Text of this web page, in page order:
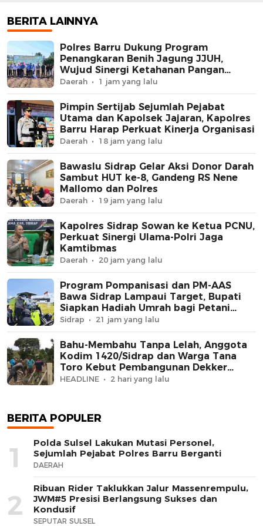
BERITA LAINNYA
Polres Barru Dukung Program
Penangkaran Benih Jagung JJUH,
Wujud Sinergi Ketahanan Pangan
Nasional
Daerah 1 jam yang lalu
Pimpin Sertijab Sejumlah Pejabat
Utama dan Kapolsek Jajaran, Kapolres
Barru Harap Perkuat Kinerja Organisasi
Daerah 18 jam yang lalu
Bawaslu Sidrap Gelar Aksi Donor Darah
Sambut HUT ke-8, Gandeng RS Nene
Mallomo dan Polres
Daerah 19 jam yang lalu
Kapolres Sidrap Sowan ke Ketua PCNU,
Perkuat Sinergi Ulama-Polri Jaga
Kamtibmas
Daerah 20 jam yang lalu
Program Pompanisasi dan PM-AAS
Bawa Sidrap Lampaui Target, Bupati
Siapkan Hadiah Umrah bagi Petani
Berprestasi
Sidrap 21 jam yang lalu
Bahu-Membahu Tanpa Lelah, Anggota
Kodim 1420/Sidrap dan Warga Tana
Toro Kebut Pembangunan Dekker
Jembatan Beton
HEADLINE 2 hari yang lalu
BERITA POPULER
1
Polda Sulsel Lakukan Mutasi Personel,
Sejumlah Pejabat Polres Barru Berganti
DAERAH
2
Ribuan Rider Taklukkan Jalur Massenrempulu,
JWM#5 Presisi Berlangsung Sukses dan
Kondusif
SEPUTAR SULSEL